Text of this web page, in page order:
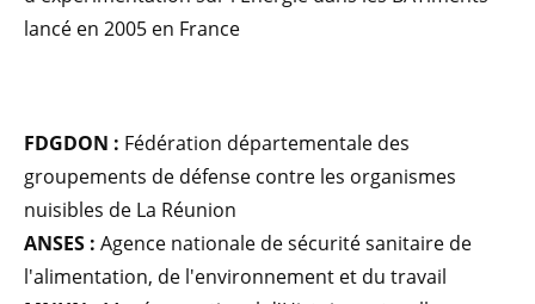
lancé en 2005 en France
FDGDON : Fédération départementale des
groupements de défense contre les organismes
nuisibles de La Réunion
ANSES : Agence nationale de sécurité sanitaire de
l'alimentation, de l'environnement et du travail